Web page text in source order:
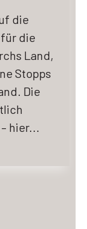
die
die
Land,
Stopps
Die
hier...